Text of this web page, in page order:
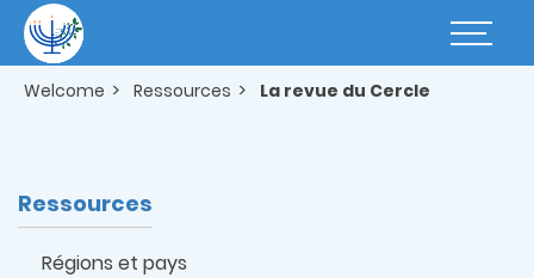
main
content
Basculer
Welcome Ressources La revue du Cercle
Ressources
Régions et pays